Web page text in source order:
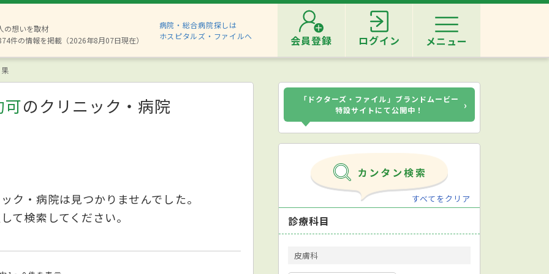
の想いを取材
件の情報を掲載（2026年8月07日現在）
病院・総合病院探しは
ホスピタルズ・ファイルへ
会員登録 ログイン メニュー
可のクリニック・病院
ク・病院は見つかりませんでした。
て検索してください。
「ドクターズ・ファイル」ブランドムービー
特設サイトにて公開中！
›
すべてをクリア
診療科目
皮膚科